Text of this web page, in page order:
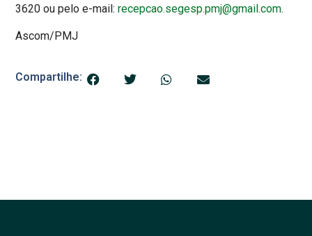
3620 ou pelo e-mail:recepcao.segesp.pmj@gmail.com.
Ascom/PMJ
Compartilhe: